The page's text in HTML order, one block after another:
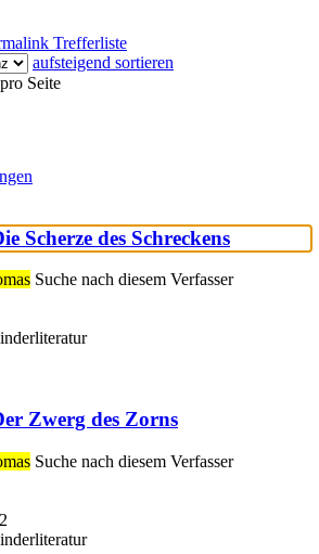
Trefferliste
aufsteigend sortieren
Seite
Scherze des Schreckens
Suche nach diesem Verfasser
Zwerg des Zorns
Suche nach diesem Verfasser